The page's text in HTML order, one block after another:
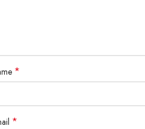
Ready to ship
Worldwide shipping
*
*